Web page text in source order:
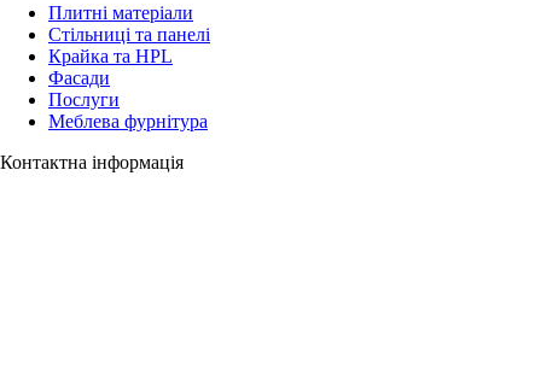
Плитні матеріали
Стільниці та панелі
Крайка та HPL
Фасади
Послуги
Меблева фурнітура
Контактна інформація